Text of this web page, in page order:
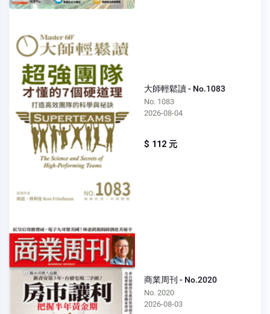
大師輕鬆讀 - No.1083
No. 1083
2026-08-04
$ 112 元
商業周刊 - No.2020
No. 2020
2026-08-03